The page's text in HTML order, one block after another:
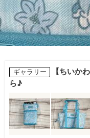
ギャラリー
【ちいか
ら♪